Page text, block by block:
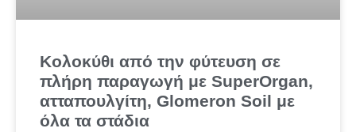
Κολοκύθι από την φύτευση σε
πλήρη παραγωγή με SuperOrgan,
ατταπουλγίτη, Glomeron Soil με
όλα τα στάδια